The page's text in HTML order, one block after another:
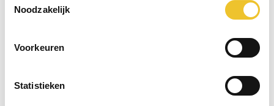
Noodzakelijk
Voorkeuren
Statistieken